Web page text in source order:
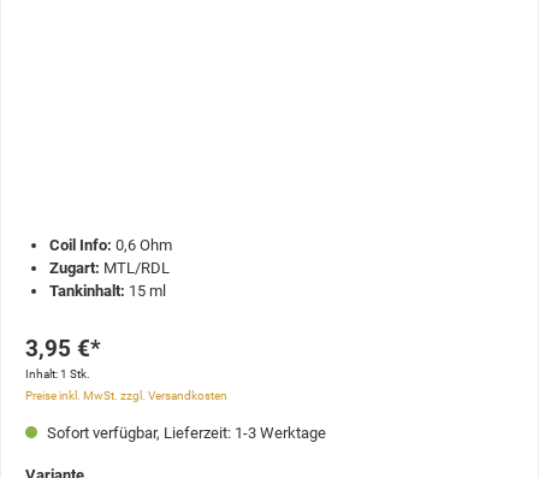
Coil Info: 0,6 Ohm
Zugart: MTL/RDL
Tankinhalt: 15 ml
3,95 €*
Inhalt:1 Stk.
Preise inkl. MwSt. zzgl. Versandkosten
Sofort verfügbar, Lieferzeit: 1-3 Werktage